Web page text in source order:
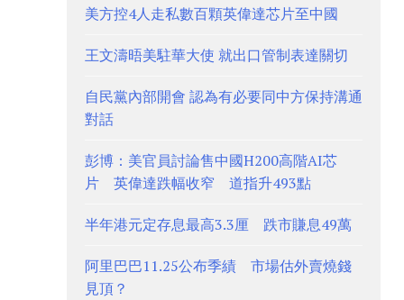
美方控4人走私數百顆英偉達芯片至中國
王文濤晤美駐華大使 就出口管制表達關切
自民黨內部開會 認為有必要同中方保持溝通
對話
彭博：美官員討論售中國H200高階AI芯
片 英偉達跌幅收窄 道指升493點
半年港元定存息最高3.3厘 跌市賺息49萬
阿里巴巴11.25公布季績 市場估外賣燒錢
見頂？